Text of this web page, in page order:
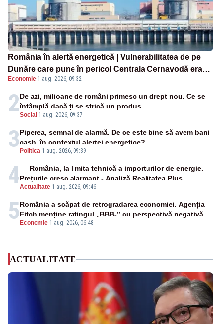
România în alertă energetică | Vulnerabilitatea de pe
Dunăre care pune în pericol Centrala Cernavodă era
cunoscută de pe vremea lui Ceaușescu
Economie·1 aug. 2026, 09:32
2Social -1 aug. 2026, 09:37
De azi, milioane de români primesc un drept nou. Ce se
întâmplă dacă ți se strică un produs
3 Politica-1 aug. 2026, 09:39
Piperea, semnal de alarmă. De ce este bine să avem bani
cash, în contextul alertei energetice?
4Actualitate-1 aug. 2026, 09:46
România, la limita tehnică a importurilor de energie.
Prețurile cresc alarmant - Analiză Realitatea Plus
5 Economie-1 aug. 2026, 06:48
România a scăpat de retrogradarea economiei. Agenția
Fitch menține ratingul „BBB-” cu perspectivă negativă
ACTUALITATE